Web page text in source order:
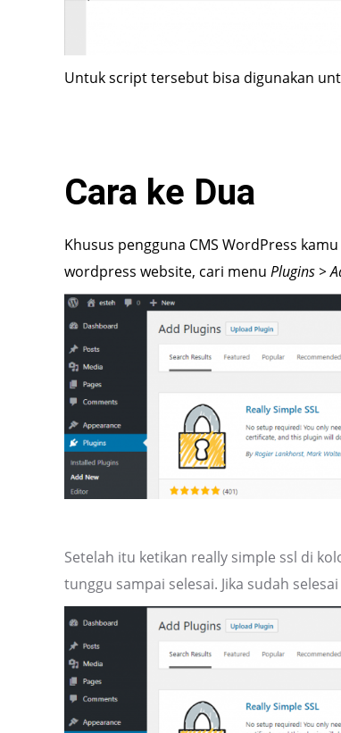
Untuk script tersebut bisa digunakan
Cara ke Dua
Khusus pengguna CMS WordPress
wordpress website, cari menu Plugins >
Setelah itu ketikan really simple ssl di
tunggu sampai selesai. Jika sudah